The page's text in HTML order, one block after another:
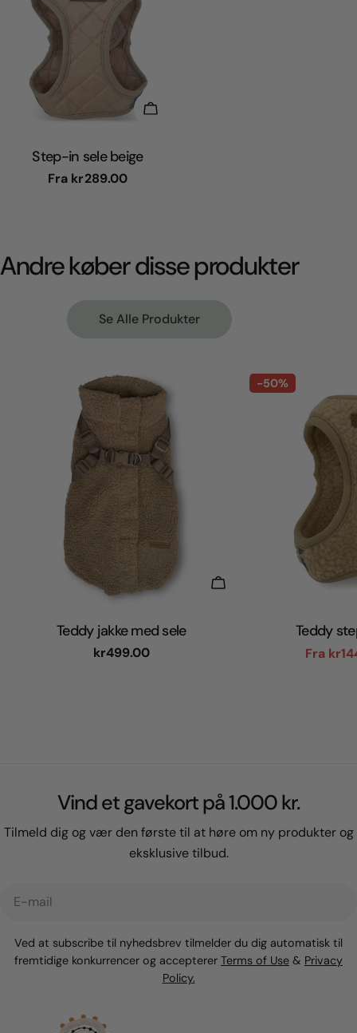
Vælg Muligheder
Step-in sele beige
Normal
Fra kr289.00
Andre køber disse produkter
Se Alle Produkter
Vælg Muligheder
Teddy jakke med sele
Normal
kr499.00
-50%
Teddy
Fra
Vind et gavekort på 1.000 kr.
Tilmeld dig og vær den første til at høre om ny produkter og
eksklusive tilbud.
Ved at subscribe til nyhedsbrev tilmelder du dig automatisk til
fremtidige konkurrencer og accepterer Terms of Use & Privacy
Policy.